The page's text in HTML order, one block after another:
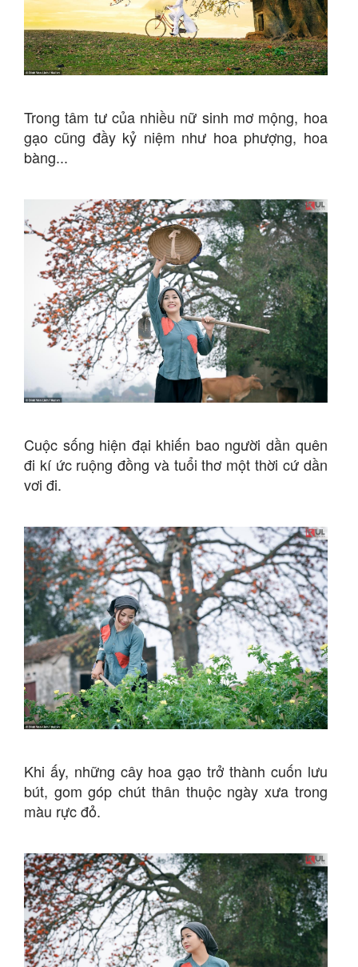
Trong tâm tư của nhiều nữ sinh mơ mộng, hoa
gạo cũng đầy kỷ niệm như hoa phượng, hoa
bàng...
Cuộc sống hiện đại khiến bao người dần quên
đi kí ức ruộng đồng và tuổi thơ một thời cứ dần
vơi đi.
Khi ấy, những cây hoa gạo trở thành cuốn lưu
bút, gom góp chút thân thuộc ngày xưa trong
màu rực đỏ.